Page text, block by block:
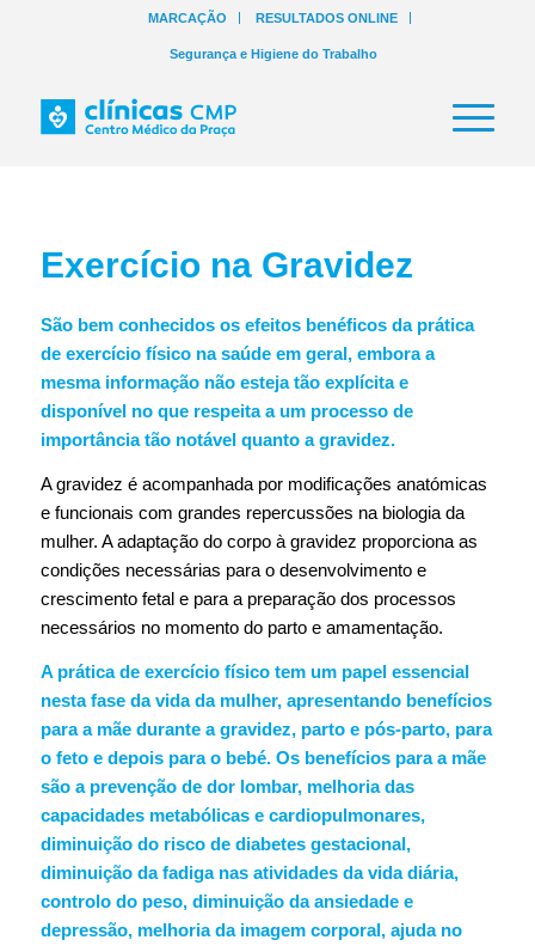
MARCAÇÃO RESULTADOS ONLINE
Segurança e Higiene do Trabalho
Exercício na Gravidez
São bem conhecidos os efeitos benéficos da prática
de exercício físico na saúde em geral, embora a
mesma informação não esteja tão explícita e
disponível no que respeita a um processo de
importância tão notável quanto a gravidez.
A gravidez é acompanhada por modificações anatómicas
e funcionais com grandes repercussões na biologia da
mulher. A adaptação do corpo à gravidez proporciona as
condições necessárias para o desenvolvimento e
crescimento fetal e para a preparação dos processos
necessários no momento do parto e amamentação.
A prática de exercício físico tem um papel essencial
nesta fase da vida da mulher, apresentando benefícios
para a mãe durante a gravidez, parto e pós-parto, para
o feto e depois para o bebé. Os benefícios para a mãe
são a prevenção de dor lombar, melhoria das
capacidades metabólicas e cardiopulmonares,
diminuição do risco de diabetes gestacional,
diminuição da fadiga nas atividades da vida diária,
controlo do peso, diminuição da ansiedade e
depressão, melhoria da imagem corporal, ajuda no